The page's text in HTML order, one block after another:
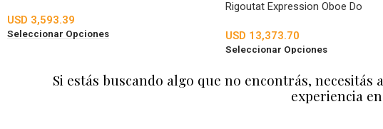
USD 3,593.39
Seleccionar Opciones
Rigoutat Expression Oboe Do
USD 13,373.70
Seleccionar Opciones
Si estás buscando algo que no encontrás,
experiencia